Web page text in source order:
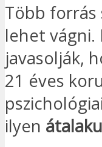
Több forrás
lehet vágni.
javasolják,
21 éves
ilyen